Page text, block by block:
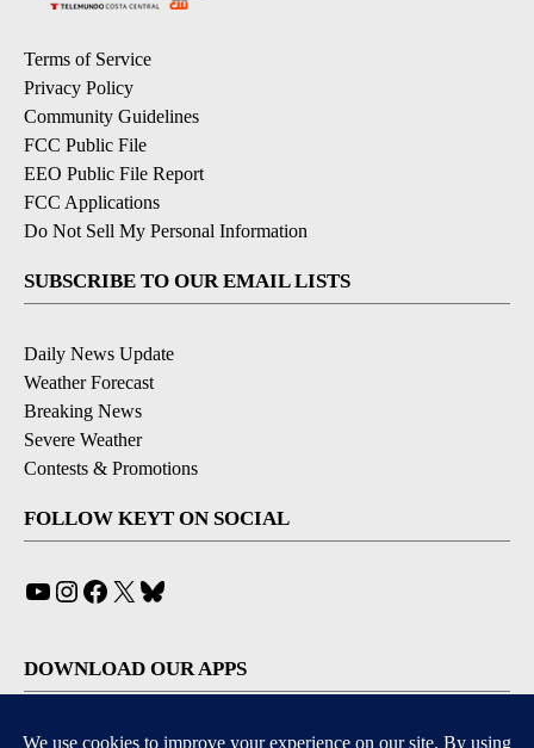
Terms of Service
Privacy Policy
Community Guidelines
FCC Public File
EEO Public File Report
FCC Applications
Do Not Sell My Personal Information
SUBSCRIBE TO OUR EMAIL LISTS
Daily News Update
Weather Forecast
Breaking News
Severe Weather
Contests & Promotions
FOLLOW KEYT ON SOCIAL
YouTube
Instagram
Facebook
X
DOWNLOAD OUR APPS
Available for iOS and Android